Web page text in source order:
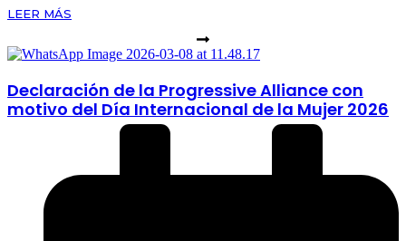
LEER MÁS
Declaración de la Progressive Alliance con
motivo del Día Internacional de la Mujer 2026